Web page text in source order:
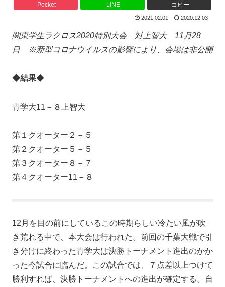
Pocket LINE コピー
2021.02.01 2020.12.03
関東学生ラクロス2020特別大会 対上智大 11月28
日 ※新型コロナウイルスの影響により、会場は非公開
◆結果◆
青学大11－８上智大
第１クオーター２－５
第２クオーター５－５
第３クオーター８－７
第４クオーター11－８
12月を目の前にしているこの時期らしい冷たい風が吹
き荒れる中で、本大会は行われた。前回の千葉大戦で引
き分けに終わった青学大は決勝トーナメント進出のかか
った今試合に臨んだ。この試合では、７点差以上つけて
勝利すれば、決勝トーナメントへの進出が確定する。自